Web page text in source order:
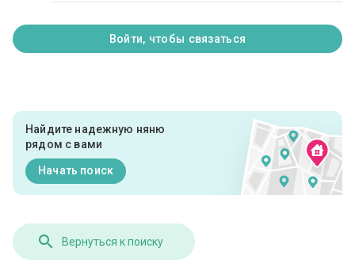
Войти, чтобы связаться
Найдите надежную няню
рядом с вами
Начать поиск
Вернуться к поиску